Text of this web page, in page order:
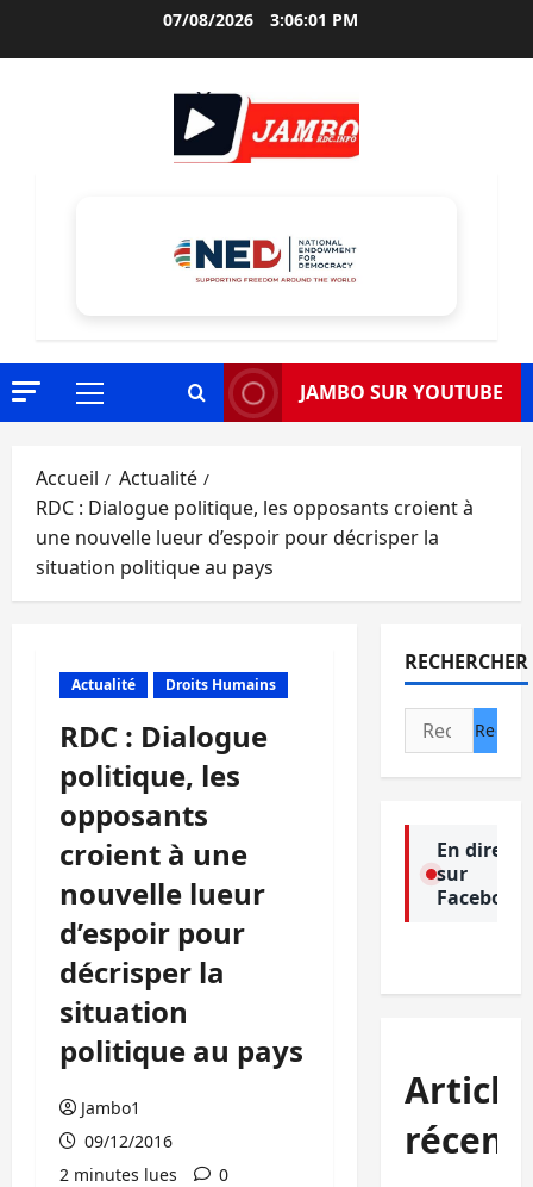
07/08/2026 3:06:02 PM
Menu
JAMBO SUR YOUTUBE
Accueil
Actualité
RDC : Dialogue politique, les opposants croient à
une nouvelle lueur d’espoir pour décrisper la
situation politique au pays
Actualité Droits Humains
RDC : Dialogue
politique, les
opposants
croient à une
nouvelle lueur
d’espoir pour
décrisper la
situation
politique au pays
Jambo1
09/12/2016
2 minutes lues
0
RECHERCHER
Rechercher :
En direct
sur
Facebook